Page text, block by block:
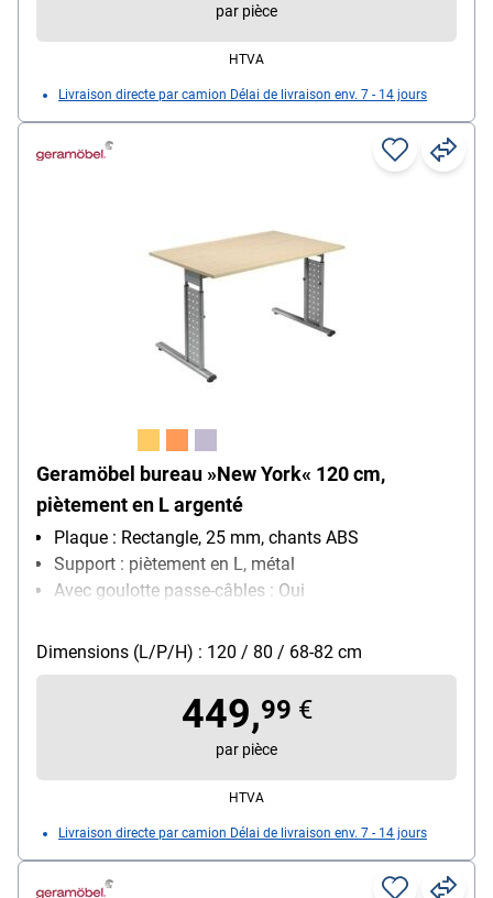
par pièce
HTVA
Livraison directe par camion Délai de livraison env. 7 - 14 jours
Geramöbel bureau »New York« 120 cm,
piètement en L argenté
Plaque : Rectangle, 25 mm, chants ABS
Support : piètement en L, métal
Avec goulotte passe-câbles : Oui
Réglage de la hauteur : lors du montage
Dimensions (L/P/H) : 120 / 80 / 68-82 cm
449,99 €
par pièce
HTVA
Livraison directe par camion Délai de livraison env. 7 - 14 jours